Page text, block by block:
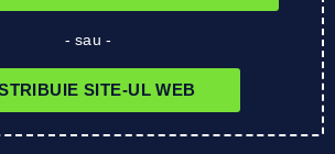
- sau -
SITE-UL WEB